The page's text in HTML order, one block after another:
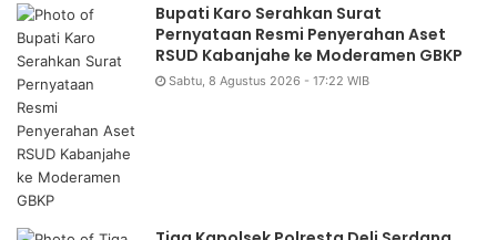
Bupati Karo Serahkan Surat
Pernyataan Resmi Penyerahan Aset
RSUD Kabanjahe ke Moderamen GBKP
Sabtu, 8 Agustus 2026 - 17:22 WIB